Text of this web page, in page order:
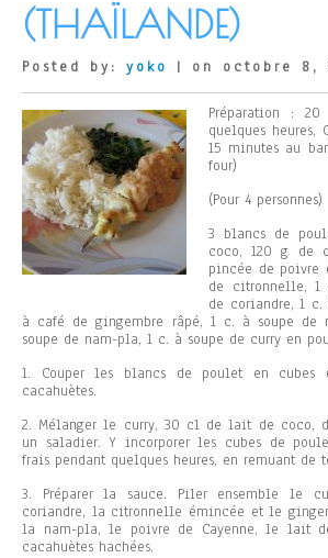
(THAÏLANDE)
Posted by: yoko | on octobre 8,
Préparation :
quelques heures,
15 minutes au
four)
(Pour 4 personnes)
3 blancs de
coco, 120 g de
pincée de poivre
de citronnelle,
de coriandre, 1
à café de gingembre râpé, 1 c. à soupe de
soupe de nam-pla, 1 c. à soupe de curry en
1. Couper les blancs de poulet en cubes
cacahuètes.
2. Mélanger le curry, 30 cl de lait de coco,
un saladier. Y incorporer les cubes de
frais pendant quelques heures, en remuant de
3. Préparer la sauce. Piler ensemble le
coriandre, la citronnelle émincée et le
la nam-pla, le poivre de Cayenne, le lait
cacahuètes hachées.